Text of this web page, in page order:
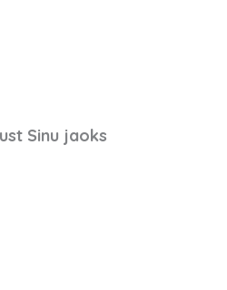
Sinu jaoks